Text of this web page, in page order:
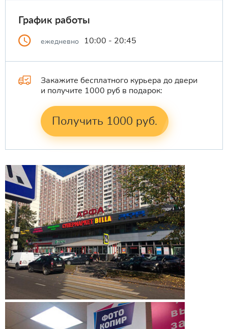
График работы
ежедневно 10:00 - 20:45
Закажите бесплатного курьера до двери
и получите 1000 руб в подарок:
Получить 1000 руб.